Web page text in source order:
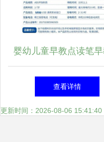
婴幼儿童早教点读笔
为0-6岁宝宝开启英语
益智之旅
查看详情
更新时间：2026-08-06 15:41:40